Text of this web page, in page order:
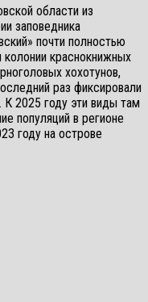
области из
заповедника
почти полностью
колонии краснокнижных
хохотунов,
раз фиксировали
К 2025 году эти виды там
популяций в регионе
году на острове